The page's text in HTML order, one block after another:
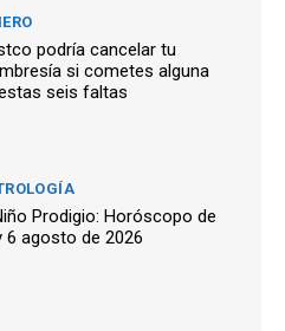
podría cancelar tu
si cometes alguna
seis faltas
Prodigio: Horóscopo de
6 agosto de 2026